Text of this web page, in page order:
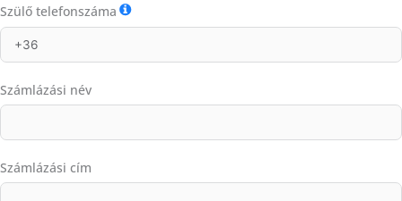
Szülő telefonszáma
Számlázási név
Számlázási cím